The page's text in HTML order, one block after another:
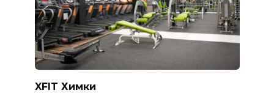
XFIT Химки